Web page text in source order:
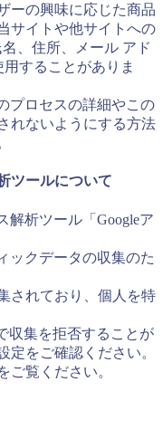
ーの興味に応じた商品
サイトや他サイトへの
、住所、メール アド
することがありま
プロセスの詳細やこの
れないようにする方法
ツールについて
解析ツール「Googleア
ックデータの収集のた
されており、個人を特
収集を拒否することが
定をご確認ください。
ご覧ください。